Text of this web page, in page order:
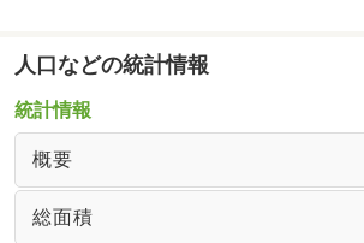
人口などの統計情報
統計情報
概要
総面積